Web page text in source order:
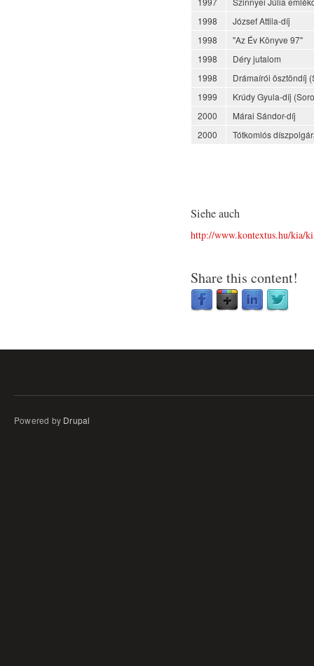
1998
József Attila-díj
1998
"Az Év Könyve 97"
1998
Déry jutalom
1998
Drámaírói ösztöndíj
1999
Krúdy Gyula-díj
2000
Márai Sándor-díj
2000
Tótkomlós
Siehe auch
http://www.kontextus.hu/kia/
Share this content!
Powered by Drupal